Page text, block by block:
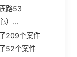
路53
）青
楼209个案件
52个案件